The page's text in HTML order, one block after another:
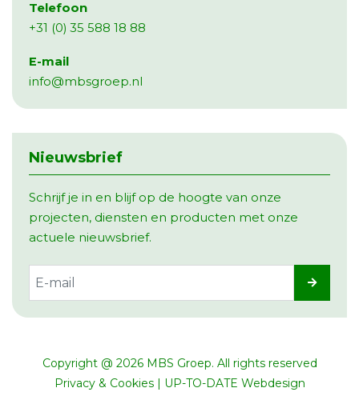
Telefoon
+31 (0) 35 588 18 88
E-mail
info@mbsgroep.nl
Nieuwsbrief
Schrijf je in en blijf op de hoogte van onze
projecten, diensten en producten met onze
actuele nieuwsbrief.
Copyright @ 2026 MBS Groep. All rights reserved
Privacy & Cookies| UP-TO-DATE Webdesign